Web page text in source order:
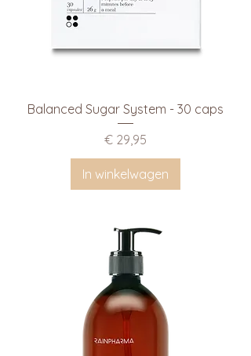
Balanced Sugar System - 30 caps
Prijs
€ 29,95
In winkelwagen